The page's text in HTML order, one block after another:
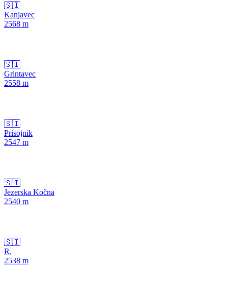
🇸🇮
Kanjavec
2568 m
🇸🇮
Grintavec
2558 m
🇸🇮
Prisojnik
2547 m
🇸🇮
Jezerska Kočna
2540 m
🇸🇮
R.
2538 m